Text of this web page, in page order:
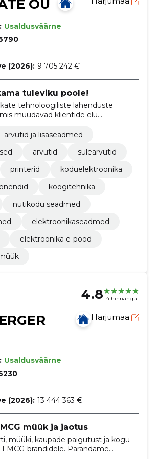
OÜ
Usaldusväärne
(2026): 9 705 242 €
tuleviku poole!
tehnoloogiliste lahenduste
muudavad klientide elu
efektiivsemaks.
arvutid ja lisaseadmed
arvutid
sülearvutid
printerid
koduelektroonika
köögitehnika
nutikodu seadmed
elektroonikaseadmed
elektroonika e-pood
4.8 4 hinnangut
Harjumaa
Usaldusväärne
(2026): 13 444 363 €
müük ja jaotus
müüki, kaupade paigutust ja kogu-
brändidele. Parandame